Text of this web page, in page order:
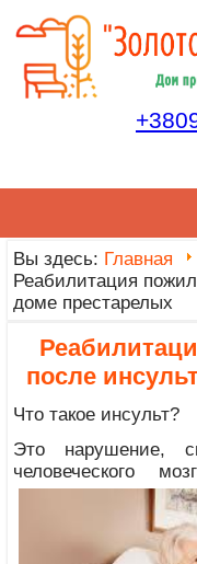
Вы здесь: Главная
Реабилитация
доме престарелых
после
Что такое инсульт?
Это нарушение,
человеческого